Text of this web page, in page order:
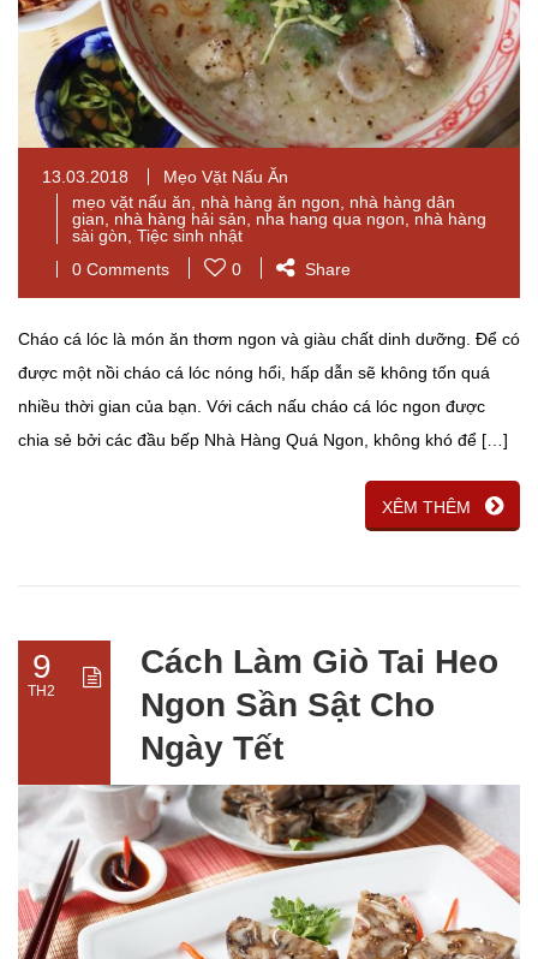
13.03.2018
Mẹo Vặt Nấu Ăn
mẹo vặt nấu ăn
nhà hàng ăn ngon
nhà hàng dân
gian
nhà hàng hải sản nha hang qua ngon
nhà hàng
sài gòn Tiệc sinh nhật
0 Comments
0 Share
Cháo cá lóc là món ăn thơm ngon và giàu chất dinh dưỡng. Để có
được một nồi cháo cá lóc nóng hổi, hấp dẫn sẽ không tốn quá
nhiều thời gian của bạn. Với cách nấu cháo cá lóc ngon được
chia sẻ bởi các đầu bếp Nhà Hàng Quá Ngon, không khó để […]
XÊM THÊM
9
TH2
Cách Làm Giò Tai Heo
Ngon Sần Sật Cho
Ngày Tết